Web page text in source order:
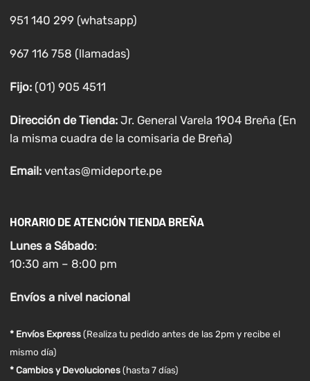
951 140 299 (whatsapp)
967 116 758 (llamadas)
Fijo:(01) 905 4511
Dirección de Tienda: Jr. General Varela 1904 Breña (En
la misma cuadra de la comisaria de Breña)
Email: ventas@mideporte.pe
HORARIO DE ATENCIÓN TIENDA BREÑA
Lunes a Sábado:
10:30 am – 8:00 pm
Envíosa nivel nacional
* Envíos Express(Realiza tu pedido antes de las 2pm y recibe el
mismo día)
* Cambios y Devoluciones (hasta 7 días)